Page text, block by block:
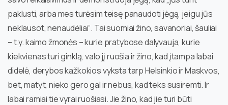
paklusti, arba mes turėsim teisę panaudoti jėgą, jeigu jūs
neklausot, nenaudėliai“. Tai suomiai žino, savanoriai, šauliai
– t.y. kaimo žmonės – kurie pratybose dalyvauja, kurie
kiekvienas turi ginklą, valo jį ruošia ir žino, kad įtampa labai
didelė, derybos kažkokios vyksta tarp Helsinkio ir Maskvos,
bet, matyt, nieko gero gal ir nebus, kad teks susiremti. Ir
labai ramiai tie vyrai ruošiasi. Jie žino, kad jie turi būti